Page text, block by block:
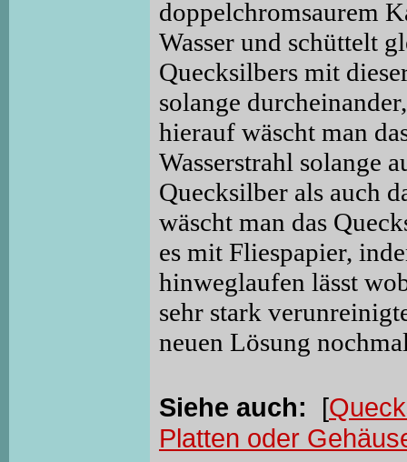
doppelchromsaurem
Wasser und schüttelt
Quecksilbers mit
solange
hierauf wäscht man
Wasserstrahl solange
Quecksilber als auch
wäscht man das
es mit Fliespapier,
hinweglaufen lässt
sehr stark
neuen Lösung
Siehe auch: [
Platten oder